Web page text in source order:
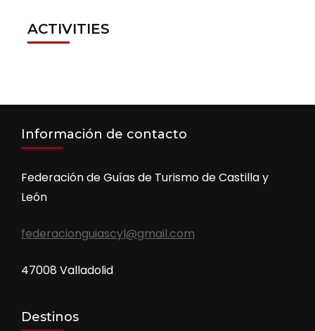
ACTIVITIES
Información de contacto
Federación de Guías de Turismo de Castilla y
León
federacionguiascyl@gmail.com
47008 Valladolid
Destinos